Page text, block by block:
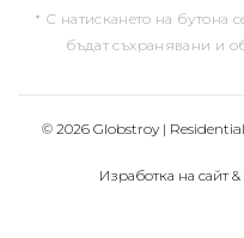
* С натискането на бутона
бъдат съхранявани и
© 2026 Globstroy |
Изработка на сайт &